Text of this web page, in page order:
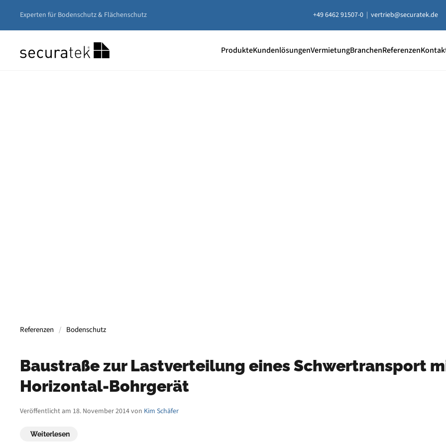
Zum
springen
Experten für Bodenschutz & Flächenschutz +49 6462 91507-0 | vertrieb@securatek.de
ProdukteKundenlösungenVermietungBranchenReferenzen
Referenzen Bodenschutz
Baustraße zur Lastverteilung eines Schwertransport
Horizontal-Bohrgerät
Veröffentlicht am 18. November 2014 von Kim Schäfer
Weiterlesen